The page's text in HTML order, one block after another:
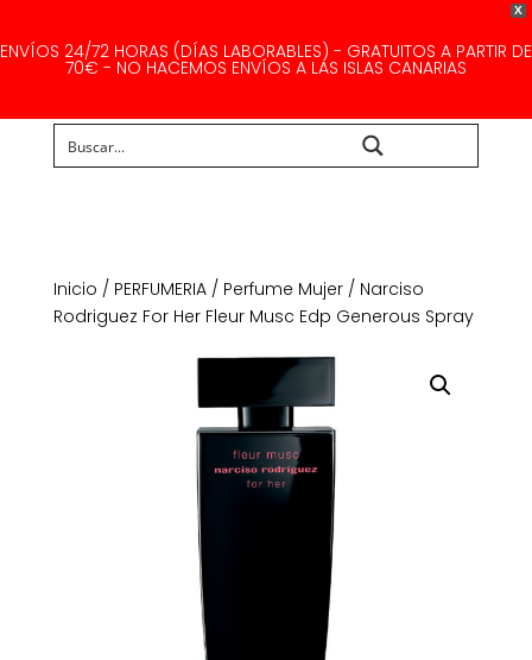
X
ENVÍOS 24/72 HORAS (DÍAS LABORABLES) - GRATUITOS A PARTIR DE
70€ - NO HACEMOS ENVÍOS A LAS ISLAS CANARIAS
Inicio / PERFUMERIA/ Perfume Mujer/ Narciso
Rodriguez For Her Fleur Musc Edp Generous Spray